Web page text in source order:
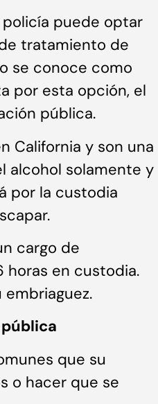
puede optar
tratamiento de
se conoce como
por esta opción, el
pública.
California y son una
alcohol solamente y
por la custodia
cargo de
horas en custodia.
que su
o hacer que se